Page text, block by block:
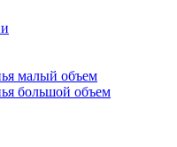
малый объем
большой объем